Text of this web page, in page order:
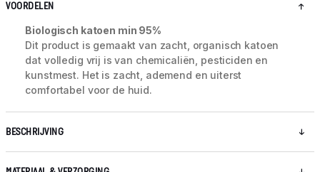
VOORDELEN
Biologisch katoen min 95%
Dit product is gemaakt van zacht, organisch katoen
dat volledig vrij is van chemicaliën, pesticiden en
kunstmest. Het is zacht, ademend en uiterst
comfortabel voor de huid.
BESCHRIJVING